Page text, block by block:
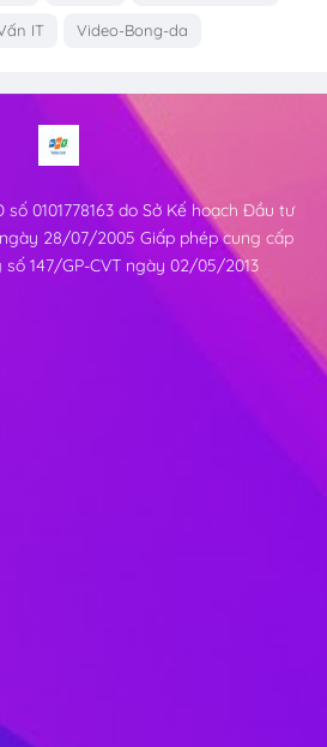
IT Video-Bong-da
0101778163 do Sở Kế hoạch Đầu tư
28/07/2005 Giấp phép cung cấp
147/GP-CVT ngày 02/05/2013